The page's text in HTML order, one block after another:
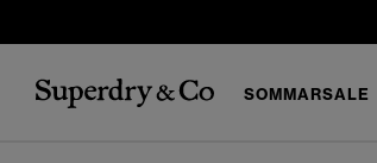
SOMMARSALE